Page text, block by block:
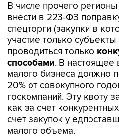
В числе прочего
внести в 223-ФЗ
спецторги (закупки в
участие только
проводиться только
способами. В настоящее
малого бизнеса должно
20% от совокупного
госкомпаний. Эту квоту
как за счет
счет закупок у
малого объема.